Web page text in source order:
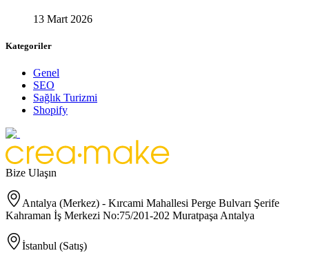
13 Mart 2026
Kategoriler
Genel
SEO
Sağlık Turizmi
Shopify
Bize Ulaşın
Antalya (Merkez) - Kırcami Mahallesi Perge Bulvarı Şerife
Kahraman İş Merkezi No:75/201-202 Muratpaşa Antalya
İstanbul (Satış)